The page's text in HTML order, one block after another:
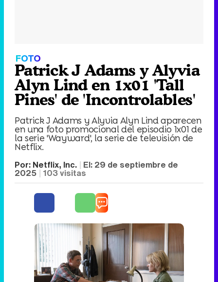
FOTO
Patrick J Adams y Alyvia
Alyn Lind en 1x01 'Tall
Pines' de 'Incontrolables'
Patrick J Adams y Alyvia Alyn Lind aparecen
en una foto promocional del episodio 1x01 de
la serie 'Wayward', la serie de televisión de
Netflix.
Por: Netflix, Inc. El: 29 de septiembre de
2025 103visitas